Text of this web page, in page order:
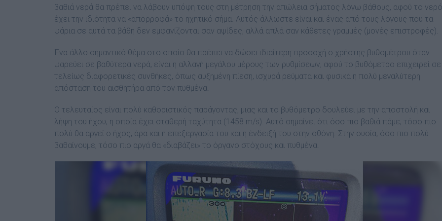
βαθιά νερά θα πρέπει να λάβουν υπόψη τους στη µέτρηση την απώλεια σήµατος λόγω βάθους, αφού το νερό
έχει την ιδιότητα να «απορροφά» το ηχητικό σήµα. Αυτός άλλωστε είναι και ένας από τους λόγους που τα
ψάρια σε αυτά τα βάθη δεν εµφανίζονται σαν αψίδες, αλλά απλά σαν κάθετες γραµµές (µονές επιστροφές).
Ένα άλλο σηµαντικό θέµα στο οποίο θα πρέπει να δώσει ιδιαίτερη προσοχή ο χρήστης βυθοµέτρου όταν
ψαρεύει σε βαθύτερα νερά, είναι η αλλαγή µεγάλου µέρους των ρυθµίσεων, αφού το βυθόµετρο επιχειρεί σε
τελείως διαφορετικές συνθήκες, όπως αυξηµένη πίεση, ισχυρά ρεύµατα και φυσικά η πολύ µεγαλύτερη
απόσταση του αισθητήρα από τον πυθµένα.
Ο τελευταίος είναι πολύ καθοριστικός παράγοντας, µιας και το βυθόµετρο δουλεύει µε την αποστολή και
λήψη του ήχου, η οποία έχει σταθερή ταχύτητα (1458 m/s). Αυτό σηµαίνει ότι όσο πιο βαθιά πάµε, τόσο πιο
πολύ θα αργεί ο ήχος, άρα και η επεξεργασία του και η ένδειξή του στην οθόνη. Στην ουσία, όσο πιο πολύ
βαθαίνουµε, τόσο πιο αργά θα «διαβάζει» το όργανο στόχους και πυθµένα.